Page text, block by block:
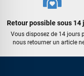
Retour possible sous 14
Vous disposez de 14 jours
nous retourner un article